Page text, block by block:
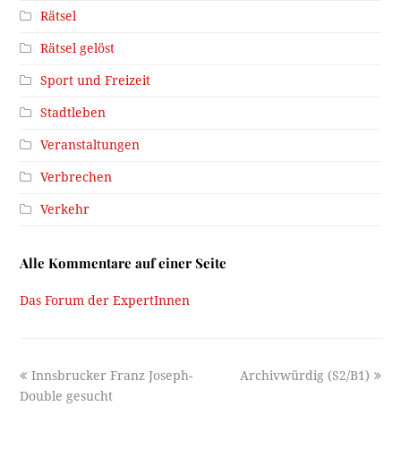
Rätsel
Rätsel gelöst
Sport und Freizeit
Stadtleben
Veranstaltungen
Verbrechen
Verkehr
Alle Kommentare auf einer Seite
Das Forum der ExpertInnen
previous
post:
Innsbrucker Franz Joseph-
Double gesucht
next
Archivwürdig (S2/B1)